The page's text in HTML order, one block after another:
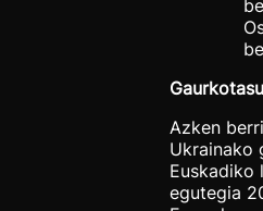
Azken
Ukrainako
Euskadiko
egutegia